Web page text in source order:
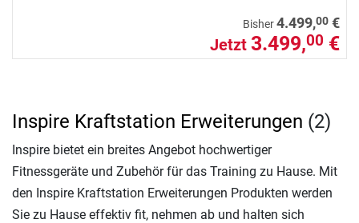
Bisher4.499,00 €
Jetzt 3.499,00 €
Inspire Kraftstation Erweiterungen (2)
Inspire bietet ein breites Angebot hochwertiger
Fitnessgeräte und Zubehör für das Training zu Hause. Mit
den Inspire Kraftstation Erweiterungen Produkten werden
Sie zu Hause effektiv fit, nehmen ab und halten sich